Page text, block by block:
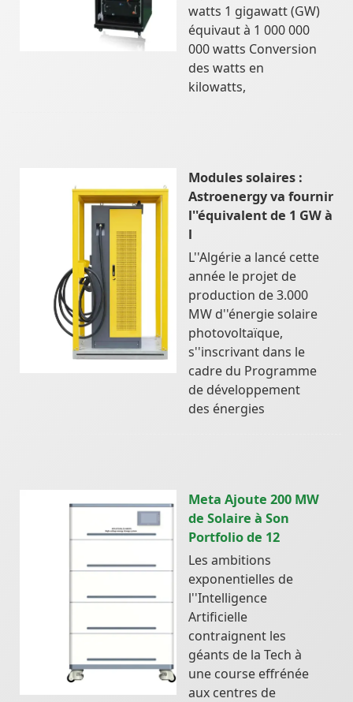
watts 1 gigawatt (GW)
équivaut à 1 000 000
000 watts Conversion
des watts en
kilowatts,
Modules solaires :
Astroenergy va fournir
l''équivalent de 1 GW à
l
L''Algérie a lancé cette
année le projet de
production de 3.000
MW d''énergie solaire
photovoltaïque,
s''inscrivant dans le
cadre du Programme
de développement
des énergies
Meta Ajoute 200 MW
de Solaire à Son
Portfolio de 12
Les ambitions
exponentielles de
l''Intelligence
Artificielle
contraignent les
géants de la Tech à
une course effrénée
aux centres de